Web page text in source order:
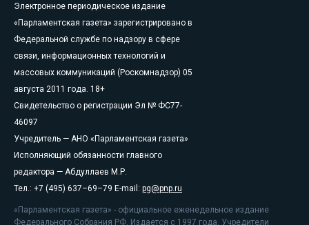
Электронное периодическое издание
«Парламентская газета» зарегистрировано в
Федеральной службе по надзору в сфере
связи, информационных технологий и
массовых коммуникаций (Роскомнадзор) 05
августа 2011 года. 18+
Свидетельство о регистрации Эл № ФС77-
46097
Учредитель — АНО «Парламентская газета»
Исполняющий обязанности главного
редактора — Абдуллаев М.Р.
Тел.: +7 (495) 637–69–79 E-mail: pg@pnp.ru
«Парламентская газета» - официальное еженедельное издание
Федерального Собрания РФ. Издается с 1997 года. Учредители